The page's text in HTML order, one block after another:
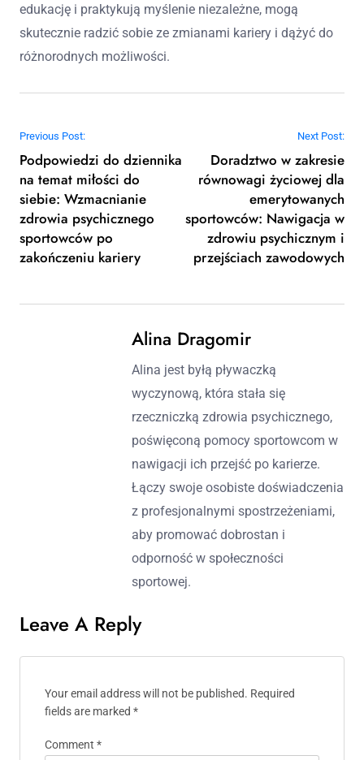
edukację i praktykują myślenie niezależne, mogą
skutecznie radzić sobie ze zmianami kariery i dążyć do
różnorodnych możliwości.
Post navigation
Previous Post:
Podpowiedzi do dziennika
na temat miłości do
siebie: Wzmacnianie
zdrowia psychicznego
sportowców po
zakończeniu kariery
Next Post:
Doradztwo w zakresie
równowagi życiowej dla
emerytowanych
sportowców: Nawigacja w
zdrowiu psychicznym i
przejściach zawodowych
Alina Dragomir
Alina jest byłą pływaczką
wyczynową, która stała się
rzeczniczką zdrowia psychicznego,
poświęconą pomocy sportowcom w
nawigacji ich przejść po karierze.
Łączy swoje osobiste doświadczenia
z profesjonalnymi spostrzeżeniami,
aby promować dobrostan i
odporność w społeczności
sportowej.
Leave A Reply
Your email address will not be published. Required
fields are marked *
Comment *